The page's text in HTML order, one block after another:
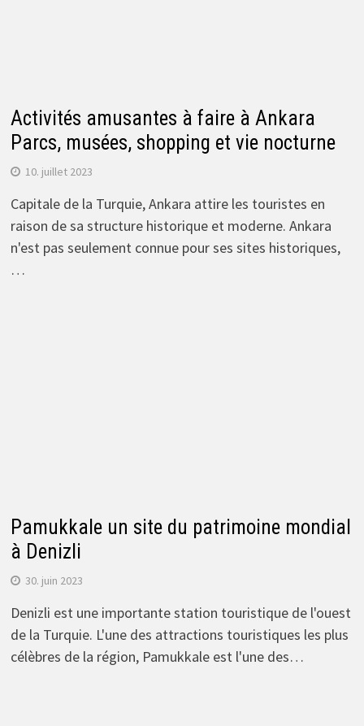
Activités amusantes à faire à Ankara
Parcs, musées, shopping et vie nocturne
10. juillet 2023
Capitale de la Turquie, Ankara attire les touristes en
raison de sa structure historique et moderne. Ankara
n'est pas seulement connue pour ses sites historiques,
…
Pamukkale un site du patrimoine mondial
à Denizli
30. juin 2023
Denizli est une importante station touristique de l'ouest
de la Turquie. L'une des attractions touristiques les plus
célèbres de la région, Pamukkale est l'une des…